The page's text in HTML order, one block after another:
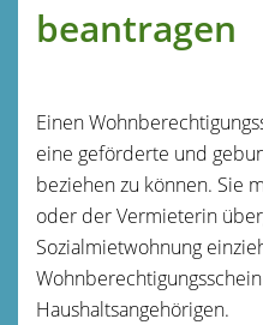
beantragen
Einen
eine geförderte und
beziehen zu können. Sie
oder der Vermieterin
Sozialmietwohnung
Haushaltsangehörigen.